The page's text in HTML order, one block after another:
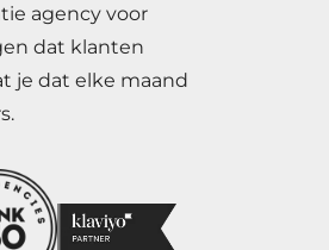
agency voor
dat klanten
je dat elke maand